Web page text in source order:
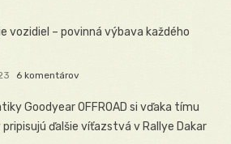
vozidiel – povinná výbava každého
6 komentárov
Goodyear OFFROAD si vďaka tímu
pripisujú ďalšie víťazstvá v Rallye Dakar